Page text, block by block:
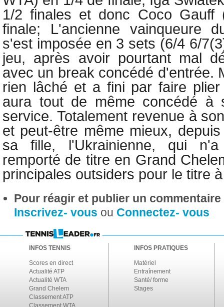
1/2 finales et donc Coco Gauff
finale; L'ancienne vainqueure
s'est imposée en 3 sets (6/4 6/
jeu, après avoir pourtant mal
avec un break concédé d'entrée.
rien lâché et a fini par faire plier
aura tout de même concédé à
service. Totalement revenue à
et peut-être même mieux,
sa fille, l'Ukrainienne, qui
remporté de titre en Grand
principales outsiders pour le titre
Pour réagir et publier un
Inscrivez- vous ou Connectez- vous
INFOS TENNIS
Scores en direct
Actualité ATP
Actualité WTA
Grand Chelem
Classement ATP
Classement WTA
INFOS PRATIQUES
Matériel
Entraînement
Santé/ forme
Stages